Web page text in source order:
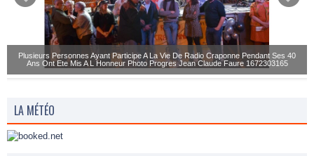
Plusieurs Personnes Ayant Participe A La Vie De Radio Craponne Pendant Ses 40
Ans Ont Ete Mis A L Honneur Photo Progres Jean Claude Faure 1672303165
LA MÉTÉO